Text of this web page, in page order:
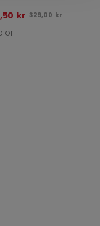
kr Oprindelig pris før
329,00 kr